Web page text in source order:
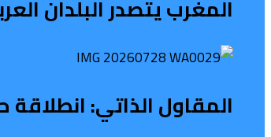
المغرب يتصدر البلدان
المقاول الذاتي: